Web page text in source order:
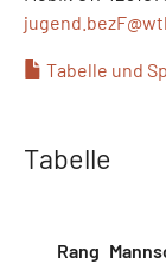
jugend.bezF@
Tabelle und
Tabelle
Rang